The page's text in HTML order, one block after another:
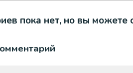
пока нет, но вы можете